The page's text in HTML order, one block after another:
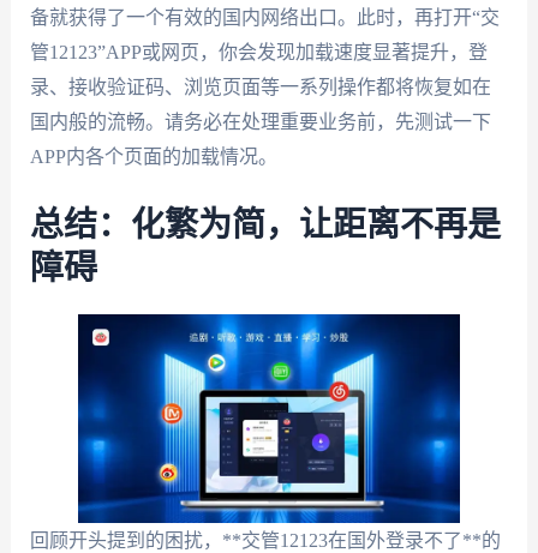
备就获得了一个有效的国内网络出口。此时，再打开“交
管12123”APP或网页，你会发现加载速度显著提升，登
录、接收验证码、浏览页面等一系列操作都将恢复如在
国内般的流畅。请务必在处理重要业务前，先测试一下
APP内各个页面的加载情况。
总结：化繁为简，让距离不再是
障碍
回顾开头提到的困扰，**交管12123在国外登录不了**的